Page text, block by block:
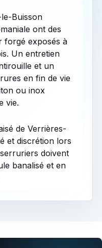
Buisson
ont des
forgé exposés à
Un entretien
et un
en fin de vie
ou inox
vie.
de Verrières-
et discrétion lors
doivent
banalisé et en